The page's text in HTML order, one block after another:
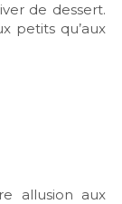
de dessert.
petits qu’aux
allusion aux